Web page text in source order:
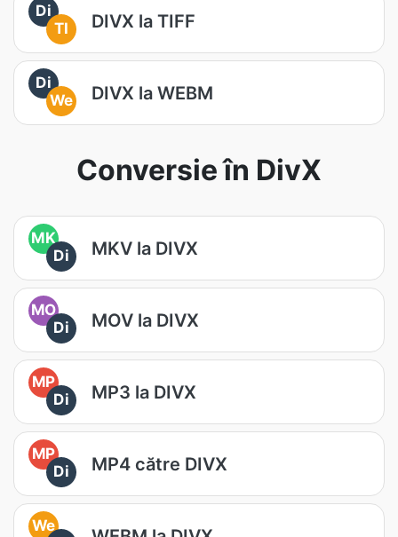
Di
TI
DIVX la TIFF
Di
We
DIVX la WEBM
Conversie în DivX
MK
Di
MKV la DIVX
MO
Di
MOV la DIVX
MP
Di
MP3 la DIVX
MP
Di
MP4 către DIVX
We